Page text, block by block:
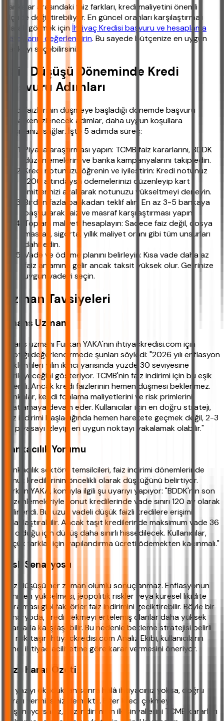
Bankalar arasındaki faiz farkları, kredi maliyetini önemli
ölçüde değiştirebiliyor. En güncel oranları karşılaştırmalı
olarak görmek için İhtiyaç Kredisi başvuru ve hesaplama
detaylarını değerlendirin. Bu sayede bütçenize en uygun
bankayı seçebilirsiniz.
Faiz Düşüşü Döneminde Kredi
Başvuru Adımları
Kredi faizlerinin düşmeye başladığı dönemde başvuru
yaparken izlenecek adımlar, daha uygun koşullara
ulaşmanızı sağlar. İşte 5 adımda süreç:
Piyasa araştırması yapın: TCMB faiz kararlarını, BDDK
düzenlemelerini ve banka kampanyalarını takip edin.
Kredi notunuzu öğrenin ve iyileştirin: Kredi notunuz
1200 altındaysa ödemelerinizi düzenleyip kart
limitlerinizi azaltarak notunuzu yükseltmeyi deneyin.
Birden fazla bankadan teklif alın: En az 3-5 bankaya
başvurarak faiz ve masraf karşılaştırması yapın.
Toplam maliyeti hesaplayın: Sadece faiz değil, dosya
masrafı, sigorta, yıllık maliyet oranı gibi tüm unsurları
dahil edin.
Vade ve ödeme planını belirleyin: Kısa vade daha az
faiz anlamına gelir ancak taksit yüksek olur. Gelirinize
uygun vadeyi seçin.
Uzman Tavsiyeleri
Finans Uzmanı
Finans uzmanı Furkan YAKA'nın ihtiyackredisi.com için
yaptığı değerlendirmede şunları söyledi: "2026 yılı enflasyon
beklentileri yılın ikinci yarısında yüzde 30 seviyesine
gerileyeceğini gösteriyor. TCMB'nin faiz indirimi için bu eşik
önemli. Ancak kredi faizlerinin hemen düşmesi beklenmez.
Bankalar, kendi fonlama maliyetlerini ve risk primlerini
fiyatlamaya devam eder. Kullanıcılar için en doğru strateji,
faiz indirimi başladığında hemen harekete geçmek değil, 2-3
ay piyasayı izleyip en uygun noktayı yakalamak olabilir."
Bankacılık Yorumu
Bankacılık sektörü temsilcileri, faiz indirimi dönemlerinde
konut kredilerinin öncelikli olarak düştüğünü belirtiyor.
Furkan YAKA, konuyla ilgili şu uyarıyı yapıyor: "BDDK'nın son
düzenlemeleriyle konut kredilerinde vade sınırı 120 ay olarak
belirlendi. Bu, uzun vadeli düşük faizli kredilere erişimi
kolaylaştırabilir. Ancak taşıt kredilerinde maksimum vade 36
ay olduğu için düşüş daha sınırlı hissedilecek. Kullanıcılar,
küçük farklar için yapılandırma ücreti ödemekten kaçınmalı."
Risk Senaryosu
Faiz düşüşü her zaman olumlu sonuçlanmaz. Enflasyonun
yeniden yükselmesi, jeopolitik riskler veya küresel likidite
daralması gibi faktörler faiz indirimini geciktirebilir. Böyle bir
senaryoda, kredi çekmeyi ertelemiş olanlar daha yüksek
oranlarla karşılaşabilir. Bu nedenle bekleme stratejisi belirli
bir risk taşır. ihtiyackredisi.com Analiz Ekibi, kullanıcıların
kendi ihtiyaç aciliyetine göre karar vermesini öneriyor.
Hızlı Karar Özeti
Bu yazıyı okuduktan sonra hâlâ ihtiyacınız yoksa, doğru
kararı vermişsiniz demektir. Eğer kredi çekmeyi
düşünüyorsanız, faiz indiriminin ilk sinyallerini TCMB kararları